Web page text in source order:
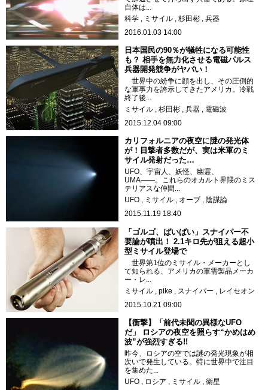
自体は...
科学
ミサイル 杉田彬
兵器
2016.01.03 14:00
日本国民の90％が犠牲になる可能性
も？ 相手を無力化させる電磁パルス
兵器開発競争がヤバい！
世界中の紛争に顔を出し、その圧倒的
な軍事力を誇示してきたアメリカ。冷戦
終了後...
ミサイル
杉田彬 兵器
電磁波
2015.12.04 09:00
カリフォルニアの夜空に謎の発光体
が！目撃者多数だが、実は米軍のミ
サイル発射だった…
UFO、宇宙人、妖怪、幽霊、
UMA――。これらのオカルト界隈のミス
テリアスな仲間...
UFO
ミサイル オーブ
陰謀論
2015.11.19 18:40
「ゴルゴ、ばいばい」スナイパー不
要論が噴出！ 2.1キロ先が狙える超小
型ミサイル登場で
世界第1位のミサイル・メーカーとし
て知られる、アメリカの軍需製品メーカ
ー・レ...
ミサイル
pike スナイパー
レイセオン
2015.10.21 09:00
【衝撃】「前代未聞の異様なUFO
だ」 ロシアの夜空を照らす“かめはめ
波”が強烈すぎる!!
昨今、ロシアの空では謎の発光現象が相
次いで発生している。特に世界中で注目
を集めた...
UFO
ロシア ミサイル
衛星